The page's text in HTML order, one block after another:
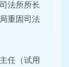
法所所长
重固司法
任（试用